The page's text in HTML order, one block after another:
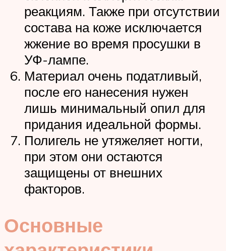
реакциям. Также при отсутствии
состава на коже исключается
жжение во время просушки в
УФ-лампе.
Материал очень податливый,
после его нанесения нужен
лишь минимальный опил для
придания идеальной формы.
Полигель не утяжеляет ногти,
при этом они остаются
защищены от внешних
факторов.
Основные